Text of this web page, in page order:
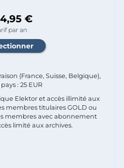
€
par an
(France, Suisse, Belgique),
: 25 EUR
Elektor et accès illimité aux
membres titulaires GOLD ou
membres avec abonnement
limité aux archives.